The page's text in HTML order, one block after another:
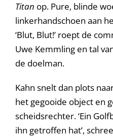
Titan op. Pure, blinde
linkerhandschoen aan
‘Blut, Blut!’ roept de
Uwe Kemmling en tal
de doelman.
Kahn snelt dan plots
het gegooide object en
scheidsrechter. ‘Ein
ihn getroffen hat’,